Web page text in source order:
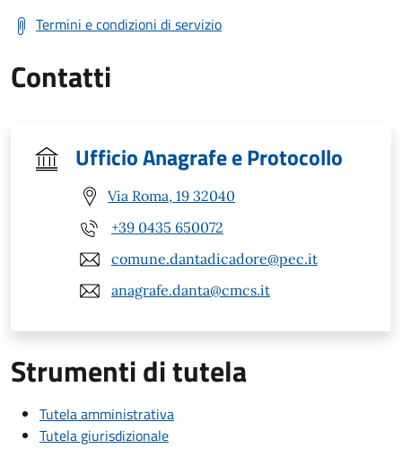
Termini e condizioni di servizio
Contatti
Ufficio Anagrafe e Protocollo
Via Roma, 19 32040
+39 0435 650072
comune.dantadicadore@pec.it
anagrafe.danta@cmcs.it
Strumenti di tutela
Tutela amministrativa
Tutela giurisdizionale